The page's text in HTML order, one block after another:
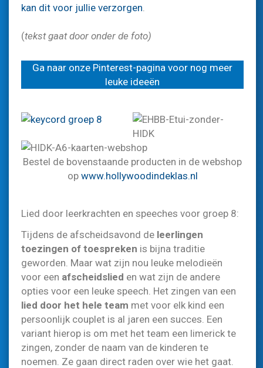
kan dit voor jullie verzorgen.
(tekst gaat door onder de foto)
Ga naar onze Pinterest-pagina voor nog meer
leuke ideeën
Bestel de bovenstaande producten in de webshop
op www.hollywoodindeklas.nl
Lied door leerkrachten en speeches voor groep 8:
Tijdens de afscheidsavond de leerlingen
toezingen of toespreken is bijna traditie
geworden. Maar wat zijn nou leuke melodieën
voor een afscheidslied en wat zijn de andere
opties voor een leuke speech. Het zingen van een
lied door het hele team met voor elk kind een
persoonlijk couplet is al jaren een succes. Een
variant hierop is om met het team een limerick te
zingen, zonder de naam van de kinderen te
noemen. Ze gaan direct raden over wie het gaat.